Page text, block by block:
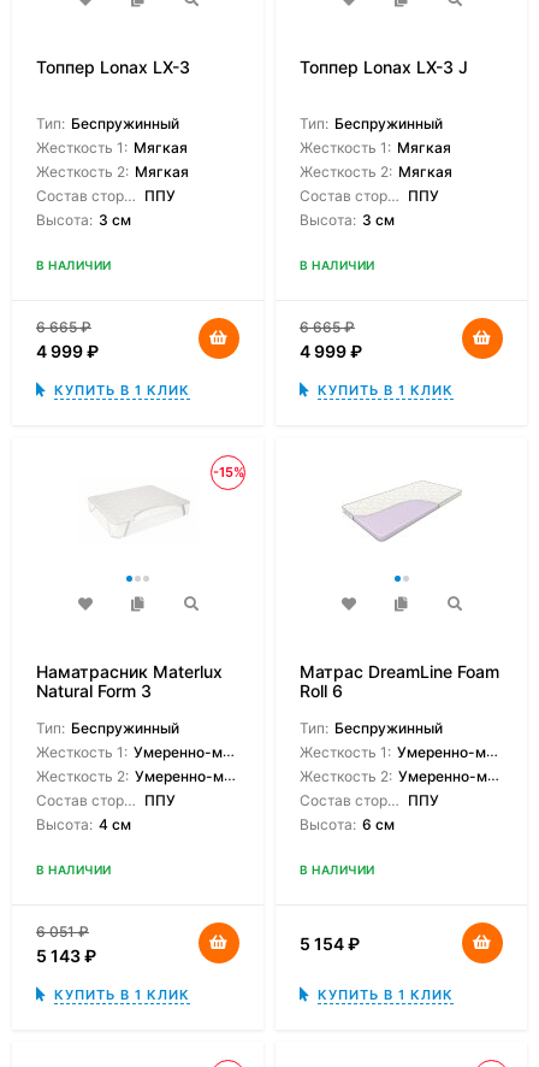
Топпер Lonax LX-3
Тип: Беспружинный
Жесткость 1: Мягкая
Жесткость 2: Мягкая
Состав сторон: ППУ
Высота: 3 см
В НАЛИЧИИ
6 665₽
4 999₽
КУПИТЬ В 1 КЛИК
Топпер Lonax LX-3 J
Тип: Беспружинный
Жесткость 1: Мягкая
Жесткость 2: Мягкая
Состав сторон: ППУ
Высота: 3 см
В НАЛИЧИИ
6 665₽
4 999₽
КУПИТЬ В 1 КЛИК
-15%
Наматрасник Materlux
Natural Form 3
Тип: Беспружинный
Жесткость 1: Умеренно-мягкая
Жесткость 2: Умеренно-мягкая
Состав сторон: ППУ
Высота: 4 см
В НАЛИЧИИ
6 051₽
5 143₽
КУПИТЬ В 1 КЛИК
Матрас DreamLine Foam
Roll 6
Тип: Беспружинный
Жесткость 1: Умеренно-мягкая
Жесткость 2: Умеренно-мягкая
Состав сторон: ППУ
Высота: 6 см
В НАЛИЧИИ
5 154₽
КУПИТЬ В 1 КЛИК